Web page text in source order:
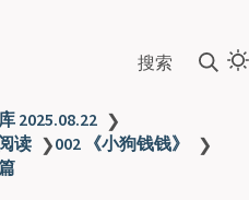
搜索
2025.08.22 ❯
读 ❯002 《小狗钱钱》
❯